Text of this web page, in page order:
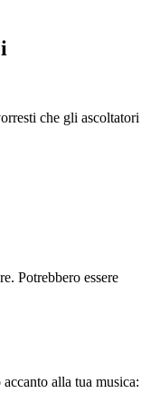
che gli ascoltatori
Potrebbero essere
alla tua musica: